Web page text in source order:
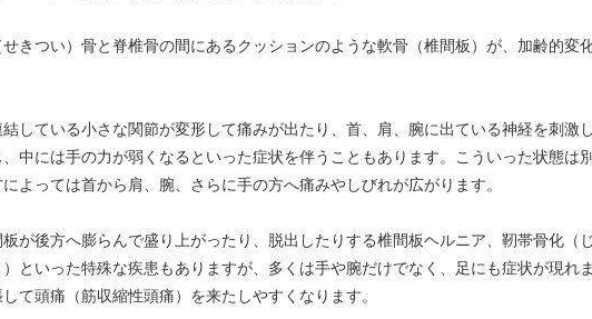
きつい）骨と脊椎骨の間にあるクッションのような軟骨（椎間板）が、加齢的変
している小さな関節が変形して痛みが出たり、首、肩、腕に出ている神経を刺激
、中には手の力が弱くなるといった症状を伴うこともあります。こういった状態は
よっては首から肩、腕、さらに手の方へ痛みやしびれが広がります。
が後方へ膨らんで盛り上がったり、脱出したりする椎間板ヘルニア、靭帯骨化（
といった特殊な疾患もありますが、多くは手や腕だけでなく、足にも症状が現れ
て頭痛（筋収縮性頭痛）を来たしやすくなります。